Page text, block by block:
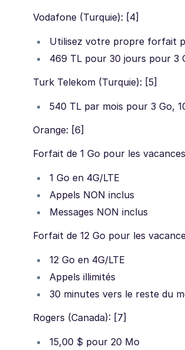
Vodafone (Turquie): [4]
Utilisez votre propre forfait
469 TL pour 30 jours pour 3
Turk Telekom (Turquie): [5]
540 TL par mois pour 3 Go,
Orange: [6]
Forfait de 1 Go pour les
1 Go en 4G/LTE
Appels NON inclus
Messages NON inclus
Forfait de 12 Go pour les
12 Go en 4G/LTE
Appels illimités
30 minutes vers le reste du
Rogers (Canada): [7]
15,00 $ pour 20 Mo